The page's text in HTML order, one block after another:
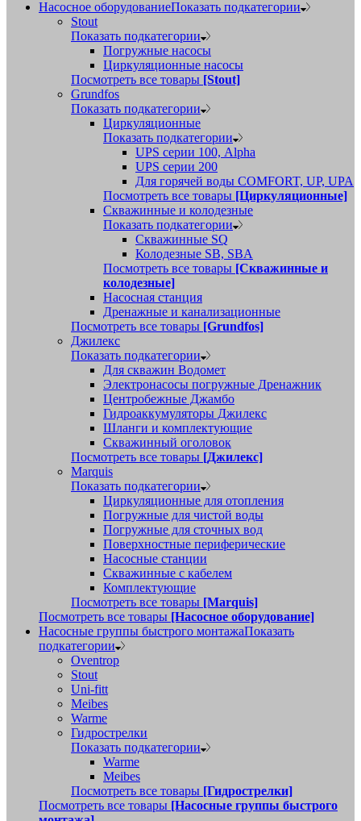
Насосное оборудованиеПоказать подкатегории
Stout
Показать подкатегории
Погружные насосы
Циркуляционные насосы
Посмотреть все товары [Stout]
Grundfos
Показать подкатегории
Циркуляционные
Показать подкатегории
UPS серии 100, Alpha
UPS серии 200
Для горячей воды COMFORT, UP, UPA
Посмотреть все товары [Циркуляционные]
Скважинные и колодезные
Показать подкатегории
Скважинные SQ
Колодезные SB, SBA
Посмотреть все товары [Скважинные и
колодезные]
Насосная станция
Дренажные и канализационные
Посмотреть все товары [Grundfos]
Джилекс
Показать подкатегории
Для скважин Водомет
Электронасосы погружные Дренажник
Центробежные Джамбо
Гидроаккумуляторы Джилекс
Шланги и комплектующие
Скважинный оголовок
Посмотреть все товары [Джилекс]
Marquis
Показать подкатегории
Циркуляционные для отопления
Погружные для чистой воды
Погружные для сточных вод
Поверхностные периферические
Насосные станции
Скважинные с кабелем
Комплектующие
Посмотреть все товары [Marquis]
Посмотреть все товары [Насосное оборудование]
Насосные группы быстрого монтажаПоказать
подкатегории
Oventrop
Stout
Uni-fitt
Meibes
Warme
Гидрострелки
Показать подкатегории
Warme
Meibes
Посмотреть все товары [Гидрострелки]
Посмотреть все товары [Насосные группы быстрого